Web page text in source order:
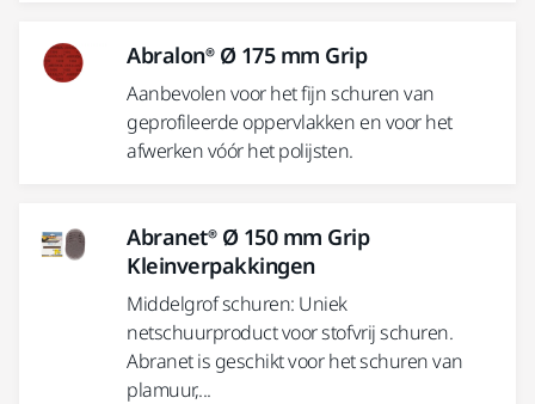
Abralon® Ø 175 mm Grip
Aanbevolen voor het fijn schuren van
geprofileerde oppervlakken en voor het
afwerken vóór het polijsten.
Abranet® Ø 150 mm Grip
Kleinverpakkingen
Middelgrof schuren: Uniek
netschuurproduct voor stofvrij schuren.
Abranet is geschikt voor het schuren van
plamuur,...